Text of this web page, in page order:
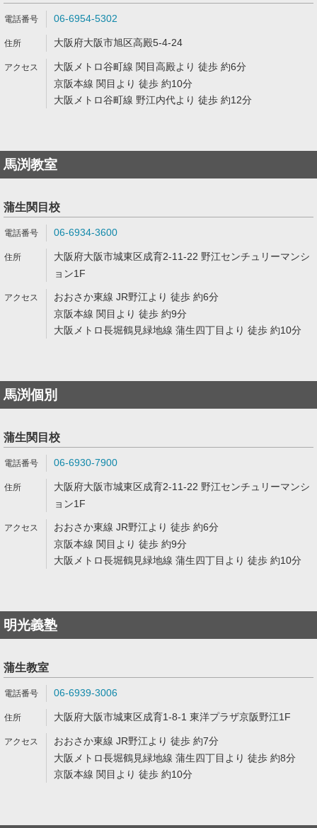
06-6954-5302
大阪府大阪市旭区高殿5-4-24
大阪メトロ谷町線 関目高殿より 徒歩 約6分
京阪本線 関目より 徒歩 約10分
大阪メトロ谷町線 野江内代より 徒歩 約12分
馬渕教室
蒲生関目校
06-6934-3600
大阪府大阪市城東区成育2-11-22 野江センチュリーマンシ
ョン1F
おおさか東線 JR野江より 徒歩 約6分
京阪本線 関目より 徒歩 約9分
大阪メトロ長堀鶴見緑地線 蒲生四丁目より 徒歩 約10分
馬渕個別
蒲生関目校
06-6930-7900
大阪府大阪市城東区成育2-11-22 野江センチュリーマンシ
ョン1F
おおさか東線 JR野江より 徒歩 約6分
京阪本線 関目より 徒歩 約9分
大阪メトロ長堀鶴見緑地線 蒲生四丁目より 徒歩 約10分
明光義塾
蒲生教室
06-6939-3006
大阪府大阪市城東区成育1-8-1 東洋プラザ京阪野江1F
おおさか東線 JR野江より 徒歩 約7分
大阪メトロ長堀鶴見緑地線 蒲生四丁目より 徒歩 約8分
京阪本線 関目より 徒歩 約10分